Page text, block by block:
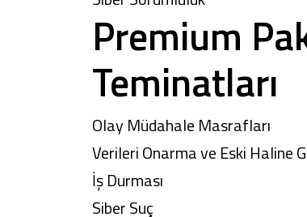
Premium
Teminatları
Olay Müdahale Masrafları
Verileri Onarma ve Eski Haline
İş Durması
Siber Suç